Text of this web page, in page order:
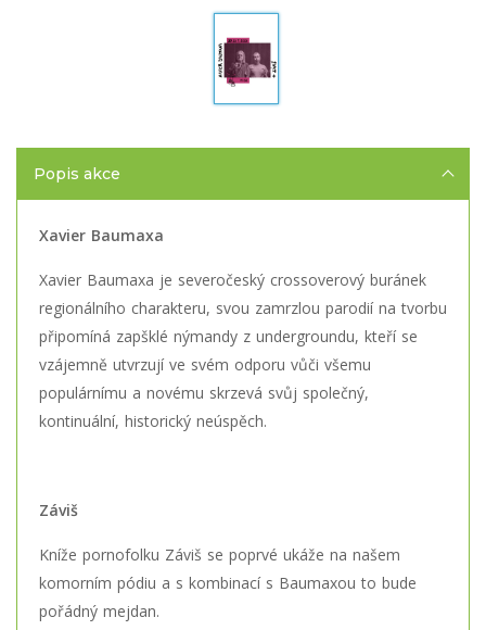
Popis akce
Xavier Baumaxa
Xavier Baumaxa je severočeský crossoverový buránek
regionálního charakteru, svou zamrzlou parodií na tvorbu
připomíná zapšklé nýmandy z undergroundu, kteří se
vzájemně utvrzují ve svém odporu vůči všemu
populárnímu a novému skrzevá svůj společný,
kontinuální, historický neúspěch.
Záviš
Kníže pornofolku Záviš se poprvé ukáže na našem
komorním pódiu a s kombinací s Baumaxou to bude
pořádný mejdan.